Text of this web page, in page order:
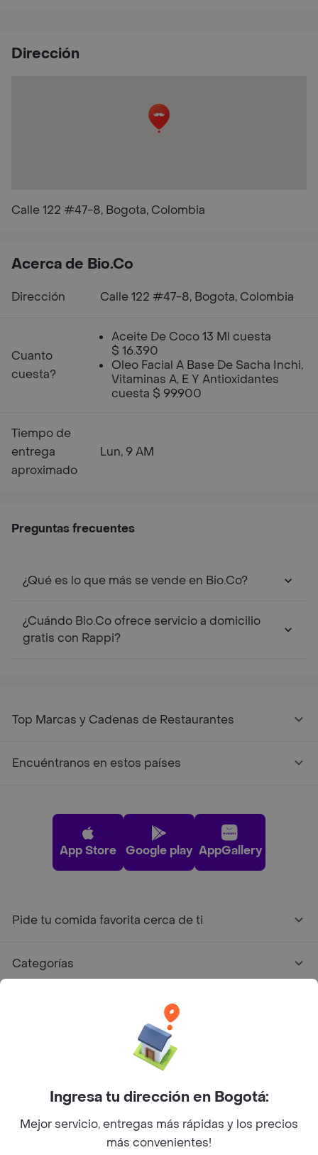
Dirección
Calle 122 #47-8, Bogota, Colombia
Acerca de Bio.Co
Dirección Calle 122 #47-8, Bogota, Colombia
Cuanto
cuesta?
Aceite De Coco 13 Ml cuesta
$ 16.390
Oleo Facial A Base De Sacha Inchi,
Vitaminas A, E Y Antioxidantes
cuesta $ 99.900
Tiempo de
entrega
aproximado
Lun, 9 AM
Preguntas frecuentes
¿Qué es lo que más se vende en Bio.Co?
¿Cuándo Bio.Co ofrece servicio a domicilio
gratis con Rappi?
Top Marcas y Cadenas de Restaurantes
Encuéntranos en estos países
App Store Google play AppGallery
Pide tu comida favorita cerca de ti
Categorías
Facebook
Twitter
Instagram
©2026Rappi Inc. All rights reserved.
Ingresa tu dirección en Bogotá:
Mejor servicio, entregas más rápidas y los precios
más convenientes!